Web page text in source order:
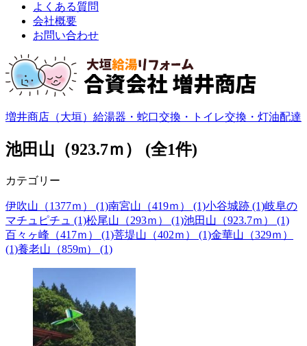
よくある質問
会社概要
お問い合わせ
増井商店（大垣）給湯器・蛇口交換・トイレ交換・灯油配達
池田山（923.7ｍ） (全1件)
カテゴリー
伊吹山（1377ｍ） (1)南宮山（419ｍ） (1)小谷城跡 (1)岐阜の
マチュピチュ (1)松尾山（293ｍ） (1)池田山（923.7ｍ） (1)
百々ヶ峰（417ｍ） (1)菩堤山（402ｍ） (1)金華山（329ｍ）
(1)養老山（859m） (1)